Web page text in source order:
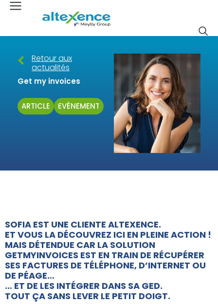
Retour aux
actualités
Get my invoices
ARTICLE ÉVÉNEMENT
SOFIA EST UNE CLIENTE ALTEXENCE.
ET VOUS LA DÉCOUVREZ ICI EN PLEINE ACTION !
MAIS DÉTENDUE CAR LA SOLUTION
GETMYINVOICES EST EN TRAIN DE RÉCUPÉRER
SES FACTURES DE TÉLÉPHONE, D’INTERNET OU
DE PÉAGE…
… ET DE LES INTÉGRER DANS SA GED.
TOUT ÇA SANS LEVER LE PETIT DOIGT.